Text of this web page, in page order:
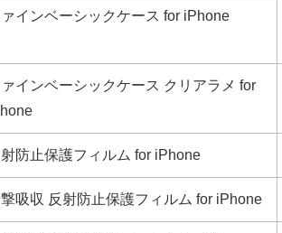
インベーシックケース for iPhone
インベーシックケース クリアラメ for
射防止保護フィルム for iPhone
吸収 反射防止保護フィルム for iPhone